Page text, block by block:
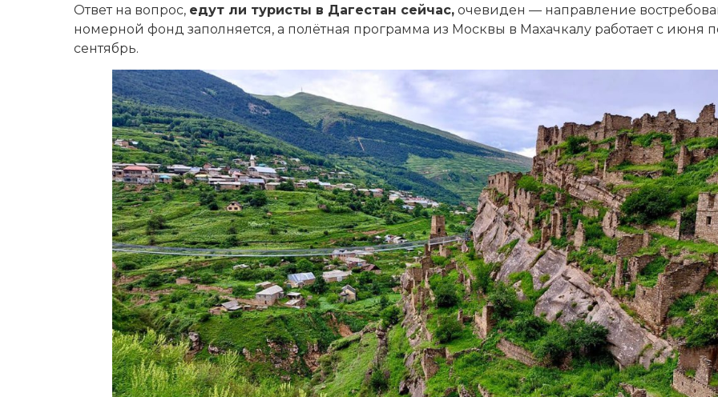
Ответ на вопрос, едут ли туристы в Дагестан сейчас, очевиден — направление
номерной фонд заполняется, а полётная программа из Москвы в Махачкалу работает с июня
сентябрь.